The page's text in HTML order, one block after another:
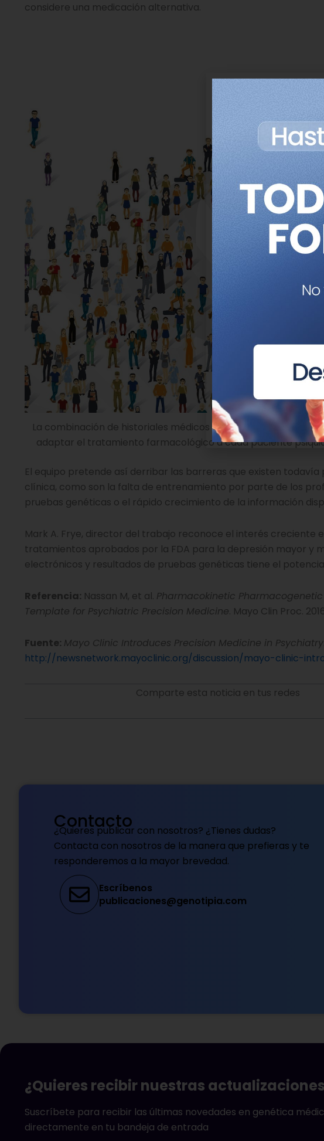
considere una medicación alternativa.
La combinación de historiales médicos electrónicos y
adaptar el tratamiento farmacológico a cada paciente
El equipo pretende así derribar las barreras que existen
clínica, como son la falta de entrenamiento por parte de los
pruebas genéticas o el rápido crecimiento de la información
Mark A. Frye, director del trabajo reconoce el interés creciente
tratamientos aprobados por la FDA para la depresión mayor y
electrónicos y resultados de pruebas genéticas tiene el
Referencia: Nassan M, et al. Pharmacokinetic
Template for Psychiatric Precision Medicine. Mayo Clin Proc.
Fuente: Mayo Clinic Introduces Precision Medicine in Psychiatry
http://newsnetwork.mayoclinic.org/discussion/mayo-clinic-
Comparte esta noticia en tus redes
Contacto
¿Quieres publicar con nosotros? ¿Tienes dudas?
Contacta con nosotros de la manera que prefieras y te
responderemos a la mayor brevedad.
Escríbenos
publicaciones@genotipia.com
¿Quieres recibir nuestras
Suscríbete para recibir las últimas novedades en genética
directamente en tu bandeja de entrada